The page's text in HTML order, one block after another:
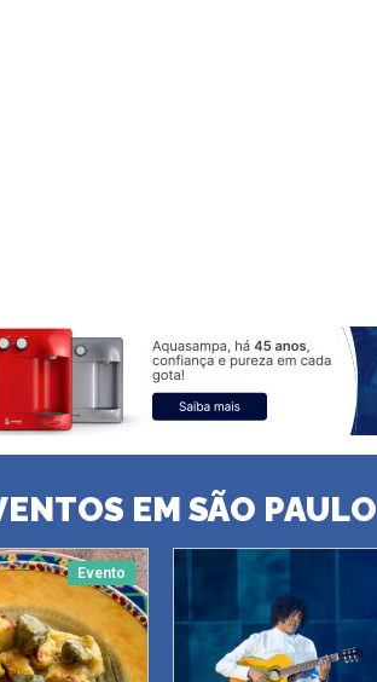
EM SÃO PAULO
Evento